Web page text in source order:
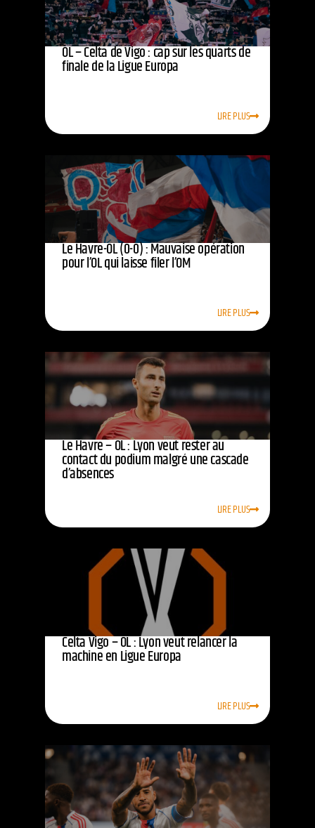
OL – Celta de Vigo : cap sur les quarts de
finale de la Ligue Europa
LIRE PLUS
Le Havre-OL (0-0) : Mauvaise opération
pour l’OL qui laisse filer l’OM
LIRE PLUS
Le Havre – OL : Lyon veut rester au
contact du podium malgré une cascade
d’absences
LIRE PLUS
Celta Vigo – OL : Lyon veut relancer la
machine en Ligue Europa
LIRE PLUS